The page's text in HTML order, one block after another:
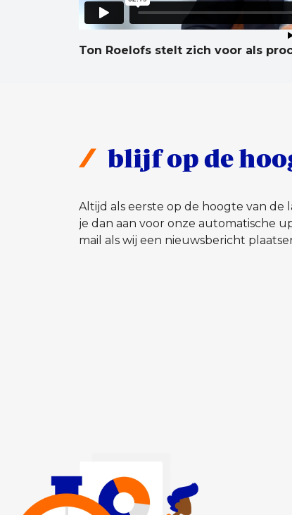
Ton Roelofs stelt zich voor als
blijf op de
Altijd als eerste op de hoogte van de
je dan aan voor onze automatische
mail als wij een nieuwsbericht